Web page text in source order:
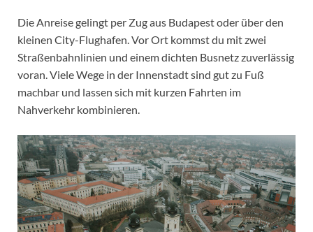
Die Anreise gelingt per Zug aus Budapest oder über den
kleinen City-Flughafen. Vor Ort kommst du mit zwei
Straßenbahnlinien und einem dichten Busnetz zuverlässig
voran. Viele Wege in der Innenstadt sind gut zu Fuß
machbar und lassen sich mit kurzen Fahrten im
Nahverkehr kombinieren.